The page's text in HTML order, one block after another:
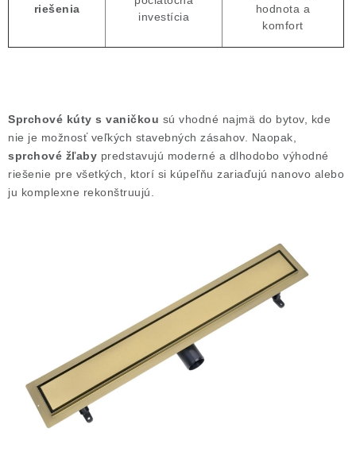
riešenia
investícia
hodnota a
komfort
Sprchové kúty s vaničkou sú vhodné najmä do bytov, kde
nie je možnosť veľkých stavebných zásahov. Naopak,
sprchové žľaby predstavujú moderné a dlhodobo výhodné
riešenie pre všetkých, ktorí si kúpeľňu zariaďujú nanovo alebo
ju komplexne rekonštruujú.